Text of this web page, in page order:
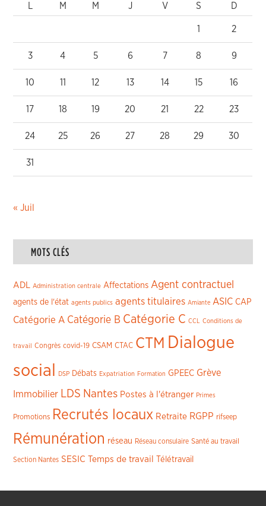
M M J V S D
1 2
3 4 5 6 7 8 9
10 11 12 13 14 15 16
17 18 19 20 21 22 23
24 25 26 27 28 29 30
31
« Juil
MOTS CLÉS
ADL Administration centrale Affectations Agent contractuel
agents de l'état agents publics agents titulaires Amiante ASIC CAP
Catégorie A Catégorie B Catégorie C CCL Conditions de
travail Congrès covid-19 CSAM CTAC CTM Dialogue
social
DSP Débats Expatriation Formation GPEEC Grève
Immobilier LDS Nantes Postes à l'étranger Primes
Promotions Recrutés locaux Retraite RGPP rifseep
Rémunération réseau Réseau consulaire Santé au travail
Section Nantes SESIC Temps de travail Télétravail